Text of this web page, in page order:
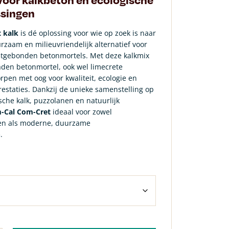
kalk is dé oplossing voor wie op zoek is naar
en milieuvriendelijk alternatief voor
betonmortels. Met deze kalkmix
betonmortel, ook wel limecrete
met oog voor kwaliteit, ecologie en
Dankzij de unieke samenstelling op
kalk, puzzolanen en natuurlijk
Cal Com-Cret ideaal voor zowel
als moderne, duurzame